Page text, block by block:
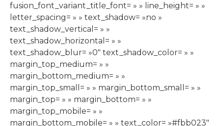
fusion_font_variant_title_font= » » line_height= » »
letter_spacing= » » text_shadow= »no »
text_shadow_vertical= » »
text_shadow_horizontal= » »
text_shadow_blur= »0″ text_shadow_color= » »
margin_top_medium= » »
margin_bottom_medium= » »
margin_top_small= » » margin_bottom_small= » »
margin_top= » » margin_bottom= » »
margin_top_mobile= » »
margin_bottom_mobile= » » text_color= »#fbb023″